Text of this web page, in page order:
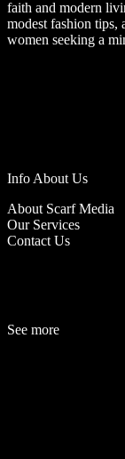
faith and modern
modest fashion tips,
women seeking a
Info About Us
About Scarf Media
Our Services
Contact Us
See more